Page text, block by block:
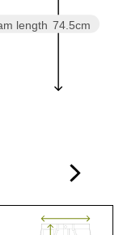
length 74.5cm